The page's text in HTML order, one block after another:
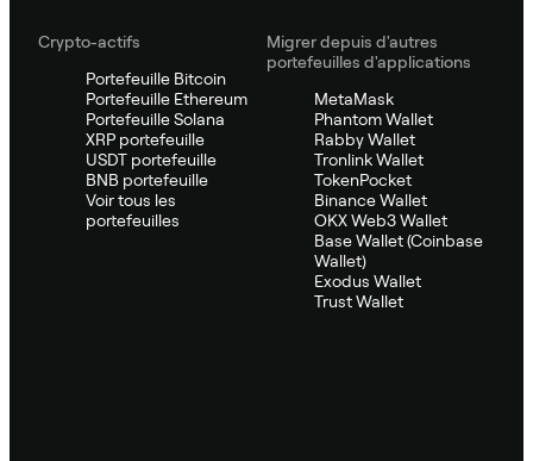
Crypto-actifs
Portefeuille Bitcoin
Portefeuille Ethereum
Portefeuille Solana
XRP portefeuille
USDT portefeuille
BNB portefeuille
Voir tous les
portefeuilles
Migrer depuis d'autres
portefeuilles d'applications
MetaMask
Phantom Wallet
Rabby Wallet
Tronlink Wallet
TokenPocket
Binance Wallet
OKX Web3 Wallet
Base Wallet (Coinbase
Wallet)
Exodus Wallet
Trust Wallet